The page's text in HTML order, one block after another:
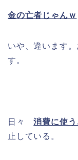
金の亡者じゃんｗ
いや、違います
す。
日々消費に使
止している。